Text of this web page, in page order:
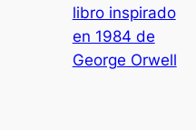
libro inspirado
en 1984 de
George Orwell